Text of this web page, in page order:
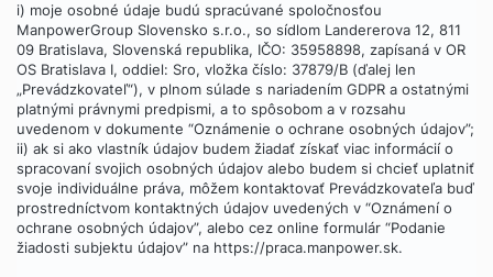
i) moje osobné údaje budú spracúvané spoločnosťou
ManpowerGroup Slovensko s.r.o., so sídlom Landererova 12, 811
09 Bratislava, Slovenská republika, IČO: 35958898, zapísaná v OR
OS Bratislava I, oddiel: Sro, vložka číslo: 37879/B (ďalej len
„Prevádzkovateľ“), v plnom súlade s nariadením GDPR a ostatnými
platnými právnymi predpismi, a to spôsobom a v rozsahu
uvedenom v dokumente “Oznámenie o ochrane osobných údajov”;
ii) ak si ako vlastník údajov budem žiadať získať viac informácií o
spracovaní svojich osobných údajov alebo budem si chcieť uplatniť
svoje individuálne práva, môžem kontaktovať Prevádzkovateľa buď
prostredníctvom kontaktných údajov uvedených v “Oznámení o
ochrane osobných údajov”, alebo cez online formulár “Podanie
žiadosti subjektu údajov” na https://praca.manpower.sk.